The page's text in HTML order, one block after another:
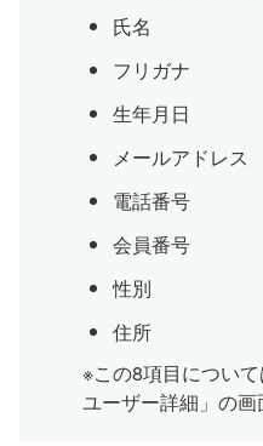
氏名
フリガナ
生年月日
メールアドレス
電話番号
会員番号
性別
住所
※この8項目につい
ユーザー詳細」の画